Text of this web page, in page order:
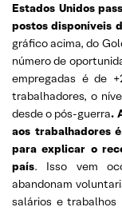
Estados Unidos
postos disponíveis
gráfico acima, do
número de
empregadas é de
trabalhadores, o
desde o pós-guerra.
aos trabalhadores
para explicar o
país. Isso vem
abandonam
salários e trabalhos